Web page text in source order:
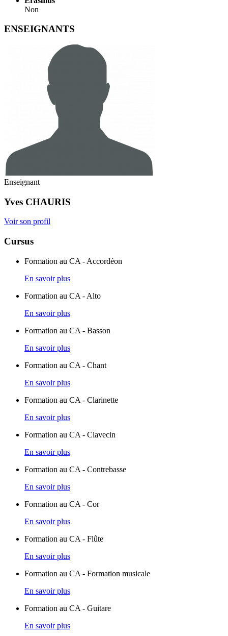
Non
ENSEIGNANTS
Enseignant
Yves CHAURIS
Voir son profil
Cursus
Formation au CA - Accordéon
En savoir plus
Formation au CA - Alto
En savoir plus
Formation au CA - Basson
En savoir plus
Formation au CA - Chant
En savoir plus
Formation au CA - Clarinette
En savoir plus
Formation au CA - Clavecin
En savoir plus
Formation au CA - Contrebasse
En savoir plus
Formation au CA - Cor
En savoir plus
Formation au CA - Flûte
En savoir plus
Formation au CA - Formation musicale
En savoir plus
Formation au CA - Guitare
En savoir plus